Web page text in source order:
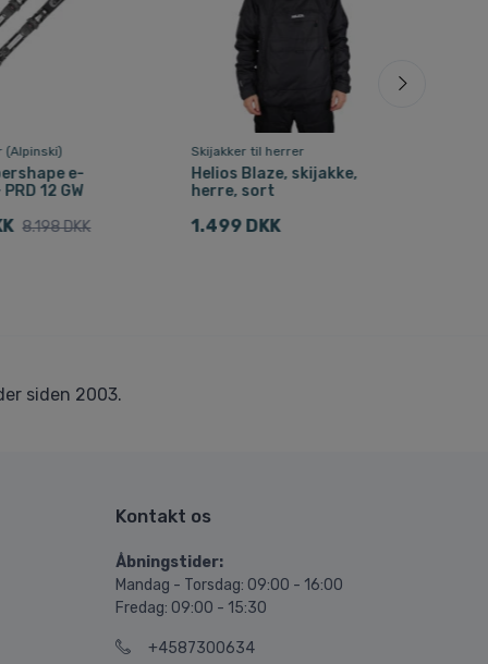
(Alpinski)
e-
12 GW
8.198 DKK
Skijakker til herrer
Helios Blaze, skijakke,
herre, sort
1.499 DKK
siden 2003.
Kontakt os
Åbningstider:
Mandag - Torsdag: 09:00 - 16:00
Fredag: 09:00 - 15:30
+4587300634